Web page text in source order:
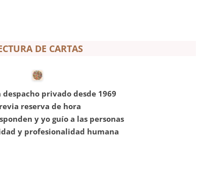
DE CARTAS
privado desde 1969
reserva de hora
y yo guío a las personas
y profesionalidad humana